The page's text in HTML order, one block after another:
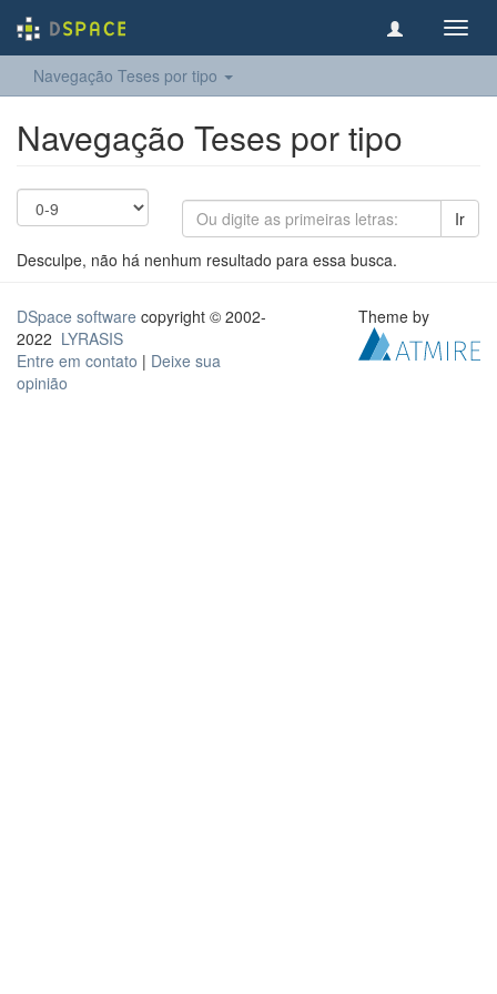
Navegação Teses por tipo
Navegação Teses por tipo
Ir
Desculpe, não há nenhum resultado para essa busca.
DSpace software copyright © 2002-
2022 LYRASIS
Entre em contato | Deixe sua
opinião
Theme by